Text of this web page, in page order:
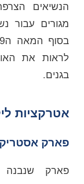
הנשיאים
מגורים עבור
לראות את
בגנים.
אטרקציות
פארק
פארק שנבנה